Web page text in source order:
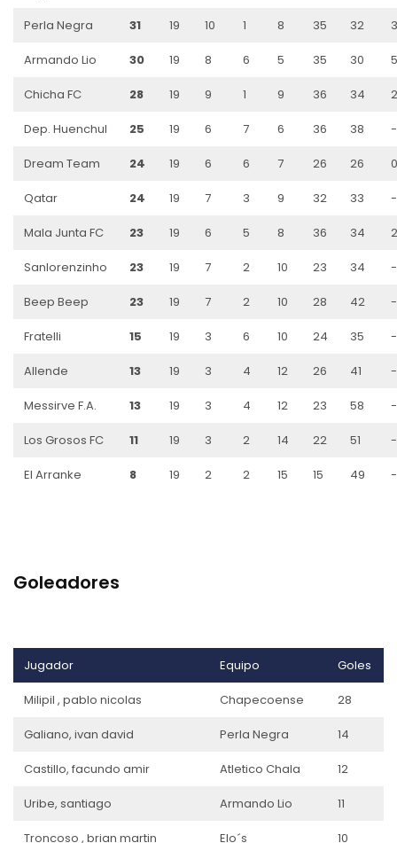
Perla Negra 31 19 10 1 8 35 32 3
Armando Lio 30 19 8 6 5 35 30 5
Chicha FC 28 19 9 1 9 36 34 2
Dep. Huenchul 25 19 6 7 6 36 38
Dream Team 24 19 6 6 7 26 26 0
Qatar 24 19 7 3 9 32 33
Mala Junta FC 23 19 6 5 8 36 34 2
Sanlorenzinho 23 19 7 2 10 23 34 -
Beep Beep 23 19 7 2 10 28 42
Fratelli 15 19 3 6 10 24 35 -
Allende 13 19 3 4 12 26 41
Messirve F.A. 13 19 3 4 12 23 58
Los Grosos FC 11 19 3 2 14 22 51
El Arranke 8 19 2 2 15 15 49
Goleadores
Jugador Equipo Goles
Milipil , pablo nicolas Chapecoense 28
Galiano, ivan david Perla Negra 14
Castillo, facundo amir Atletico Chala 12
Uribe, santiago Armando Lio 11
Troncoso , brian martin Elo´s 10